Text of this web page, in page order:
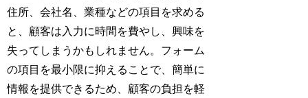
住所、会社名、業種などの項目を求める
と、顧客は入力に時間を費やし、興味を
失ってしまうかもしれません。フォーム
の項目を最小限に抑えることで、簡単に
情報を提供できるため、顧客の負担を軽